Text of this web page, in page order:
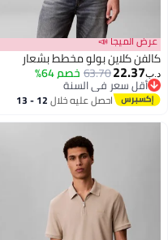
الميجا 📣
كلاين بولو مخطط بشعار
22.37
63.70خصم 64%
سعر في السنة
سعر في السنة
احصل عليه خلال 12 - 13